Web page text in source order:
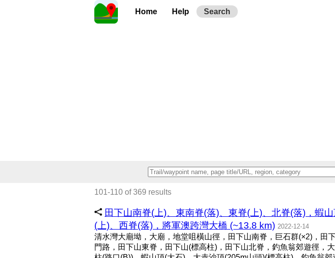
Home Help Search
101-110 of 369 results
田下山南脊(上)、東南脊(落)、東脊(上)、北脊(落)，蝦
(上)、西脊(落)，將軍澳跨灣大橋 (~13.8 km) 2022-12-14
清水灣大廟坳，大廟，地堂咀橫山徑，田下山南脊，巨石群(×2)，田
門路，田下山東脊，田下山(標高柱)，田下山北脊，釣魚翁郊遊徑，